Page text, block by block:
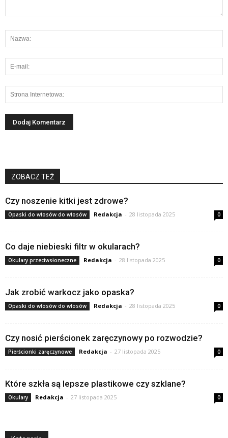
ZOBACZ TEŻ
Czy noszenie kitki jest zdrowe?
Opaski do włosów do włosów Redakcja - 28 listopada 2025 0
Co daje niebieski filtr w okularach?
Okulary przeciwsłoneczne Redakcja - 28 listopada 2025 0
Jak zrobić warkocz jako opaska?
Opaski do włosów do włosów Redakcja - 28 listopada 2025 0
Czy nosić pierścionek zaręczynowy po rozwodzie?
Pierścionki zaręczynowe Redakcja - 27 listopada 2025 0
Które szkła są lepsze plastikowe czy szklane?
Okulary Redakcja - 27 listopada 2025 0